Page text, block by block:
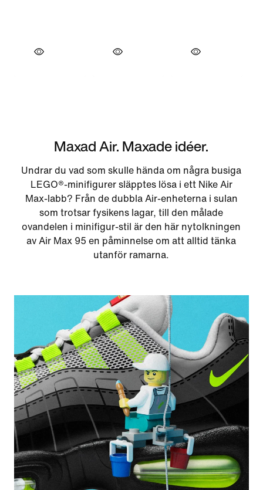
Maxad Air. Maxade idéer.
Undrar du vad som skulle hända om några busiga
LEGO®-minifigurer släpptes lösa i ett Nike Air
Max-labb? Från de dubbla Air-enheterna i sulan
som trotsar fysikens lagar, till den målade
ovandelen i minifigur-stil är den här nytolkningen
av Air Max 95 en påminnelse om att alltid tänka
utanför ramarna.